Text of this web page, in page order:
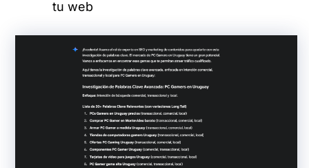
tu web